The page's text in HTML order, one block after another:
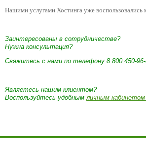
Нашими услугами Хостинга уже воспользовались
Заинтересованы в сотрудничестве?
Нужна консультация?
Свяжитесь с нами по телефону 8 800 450-96-
Являетесь нашим клиентом?
Воспользуйтесь удобнымличным кабинетом